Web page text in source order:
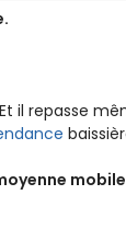
il repasse